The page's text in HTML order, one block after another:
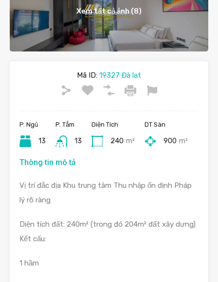
Xem tất cả ảnh (8)
Mã ID: 19327 Đà lạt
P. Ngủ
13
P. Tắm
13
Diện Tích
240 m²
DT Sàn
900 m²
Thông tin mô tả
Vị trí đắc địa Khu trung tâm Thu nhập ổn định Pháp
lý rõ ràng
Diện tích đất: 240m² (trong đó 204m² đất xây dựng)
Kết cấu:
1 hầm